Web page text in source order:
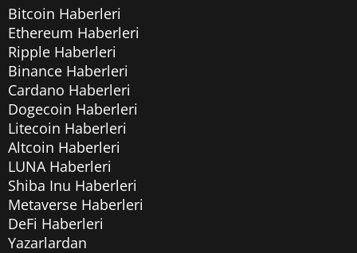
Bitcoin Haberleri
Ethereum Haberleri
Ripple Haberleri
Binance Haberleri
Cardano Haberleri
Dogecoin Haberleri
Litecoin Haberleri
Altcoin Haberleri
LUNA Haberleri
Shiba Inu Haberleri
Metaverse Haberleri
DeFi Haberleri
Yazarlardan